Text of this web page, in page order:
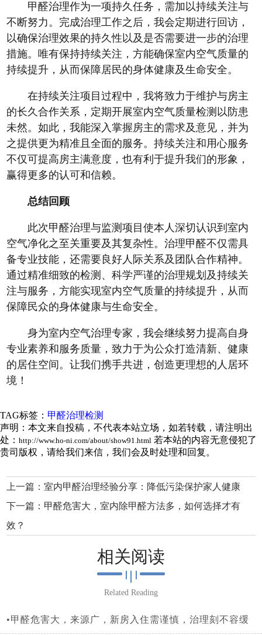
甲醛治理作为一项持久任务，需加以持续关注与
不断努力。完成治理工作之后，我会定期进行回访，
以确保治理效果的持久性以及是否需要进一步的治理
措施。唯有保持持续关注，方能确保室内空气质量的
持续提升，从而保障居民的身体健康及生命安全。
在持续关注项目过程中，我将致力于维护与房主
的长久合作关系，定期开展室内空气质量检测以防患
未然。如此，我能深入掌握房主的需求及意见，并为
之提供更为精准且全面的服务。持续关注和用心服务
不仅可提高房主满意度，也有利于提升我们的形象，
赢得更多的认可和信赖。
总结回顾
此次甲醛治理与监测项目使本人深切认识到室内
空气净化之至关重要及其复杂性。治理甲醛不仅需具
备专业技能，还需要良好人际关系及团队合作精神。
通过精准细致的检测、科学严谨的治理规划及持续关
注与服务，方能实现室内空气质量的持续提升，从而
保障民众的身体健康与生命安全。
身为室内空气治理专家，我会继续努力提高自身
专业素养和服务质量，致力于为公众打造清新、健康
的居住空间。让我们携手共进，创造更理想的人居环
境！
TAG标签： 甲醛治理检测
声明：本文来自投稿，不代表本站立场，如若转载，请注明出
处： http://www.ho-ni.com/about/show91.html 若本站的内容无意侵犯了
贵司版权，请给我们来信，我们会及时处理和回复。
上一篇：室内甲醛治理经验分享：降低污染保护家人健康
下一篇： 甲醛危害大，室内除甲醛方法多，如何选择才有
效？
相关阅读
Related Reading
•甲醛危害大，来源广，新房入住需谨慎，治理刻不容缓